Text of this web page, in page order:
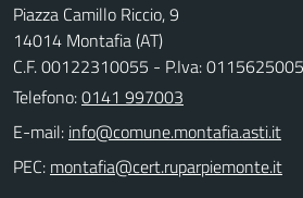
Piazza Camillo Riccio, 9
14014 Montafia (AT)
C.F. 00122310055 - P.Iva:
Telefono:0141 997003
E-mail:
PEC: